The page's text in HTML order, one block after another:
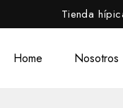
Tienda
Home Nosotros